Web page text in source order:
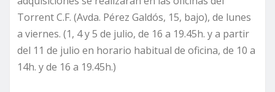
Torrent C.F. (Avda. Pérez Galdós, 15, bajo), de lunes
a viernes. (1, 4 y 5 de julio, de 16 a 19.45h. y a partir
del 11 de julio en horario habitual de oficina, de 10 a
14h. y de 16 a 19.45h.)